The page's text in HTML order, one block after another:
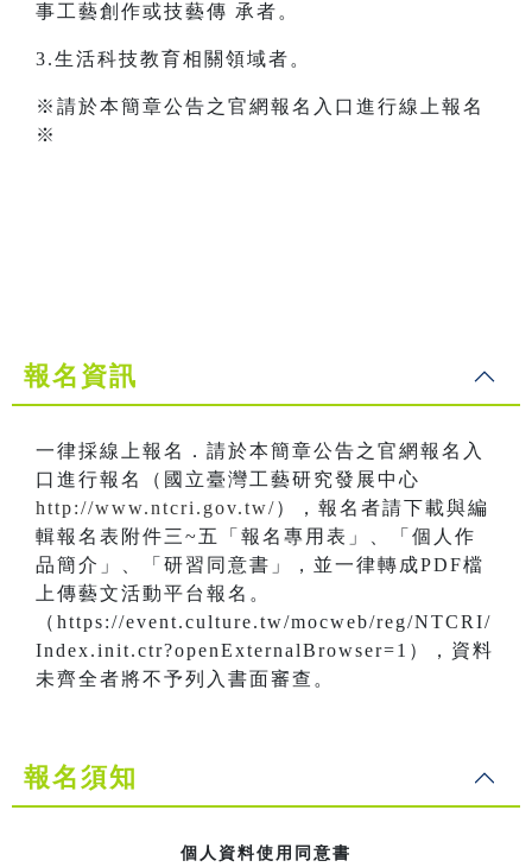
事工藝創作或技藝傳 承者。
3.生活科技教育相關領域者。
※請於本簡章公告之官網報名入口進行線上報名
※
報名資訊
一律採線上報名．請於本簡章公告之官網報名入
口進行報名（國立臺灣工藝研究發展中心
http://www.ntcri.gov.tw/），報名者請下載與編
輯報名表附件三~五「報名專用表」、「個人作
品簡介」、「研習同意書」，並一律轉成PDF檔
上傳藝文活動平台報名。
（https://event.culture.tw/mocweb/reg/NTCRI/
Index.init.ctr?openExternalBrowser=1），資料
未齊全者將不予列入書面審查。
報名須知
個人資料使用同意書